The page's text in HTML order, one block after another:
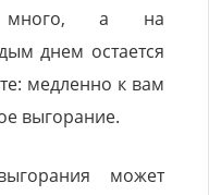
много, а на
днем остается
медленно к вам
выгорание.
может